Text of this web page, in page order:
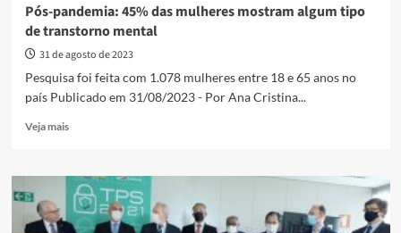
Pós-pandemia: 45% das mulheres mostram algum tipo
de transtorno mental
31 de agosto de 2023
Pesquisa foi feita com 1.078 mulheres entre 18 e 65 anos no
país Publicado em 31/08/2023 - Por Ana Cristina...
Veja maisRead
Pós-
pandemia:
45%
das